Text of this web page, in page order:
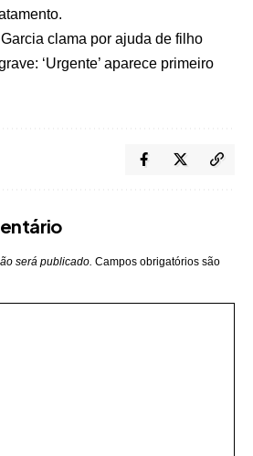
clama por ajuda de filho
‘Urgente’ aparece primeiro
será publicado. Campos obrigatórios são